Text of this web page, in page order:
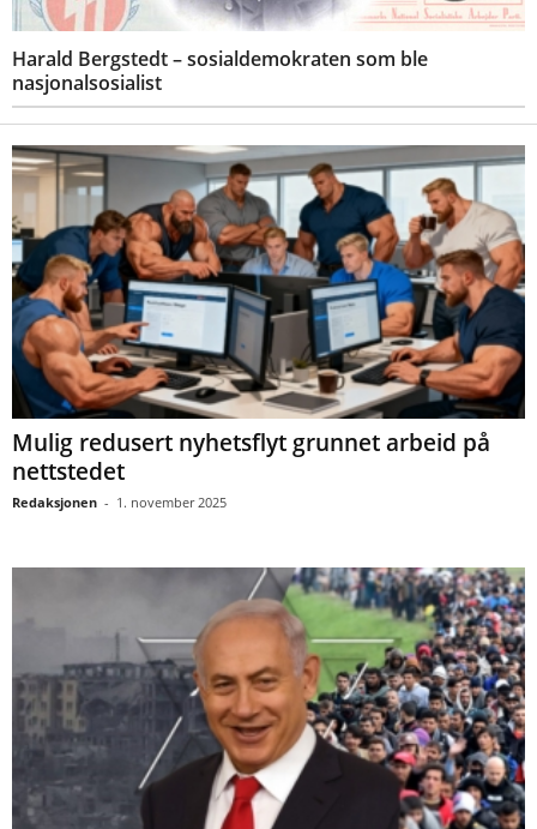
Harald Bergstedt – sosialdemokraten som ble
nasjonalsosialist
Mulig redusert nyhetsflyt grunnet arbeid på
nettstedet
Redaksjonen - 1. november 2025